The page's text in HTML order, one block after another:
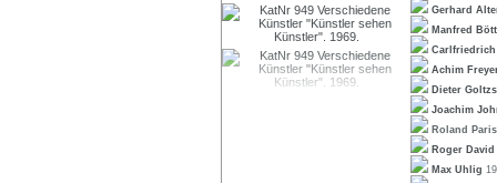
Gerhard
Manfred
Achim
Dieter
Joachim
Roland
Roger
Max Uhlig